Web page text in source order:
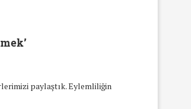
paylaştık. Eylemliliğin